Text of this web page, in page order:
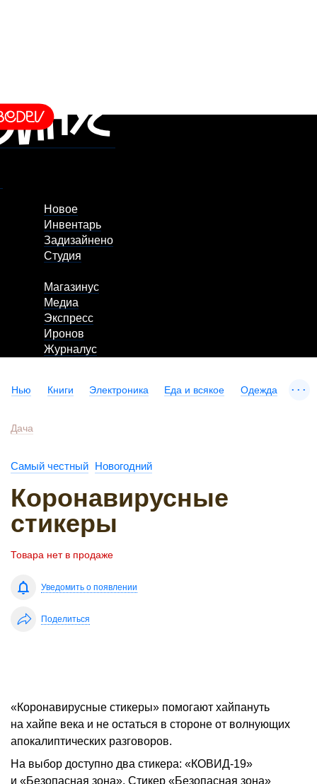
Новое
Инвентарь
Задизайнено
Студия
Магазинус
Медиа
Экспресс
Иронов
Журналус
Нью Книги Электроника Еда и всякое Одежда ...
Дача
Самый честный Новогодний
Коронавирусные
стикеры
Товара нет в продаже
Уведомить о появлении
Поделиться
«Коронавирусные стикеры» помогают хайпануть
на хайпе века и не остаться в стороне от волнующих
апокалиптических разговоров.
На выбор доступно два стикера: «КОВИД-19»
и «Безопасная зона». Стикер «Безопасная зона»